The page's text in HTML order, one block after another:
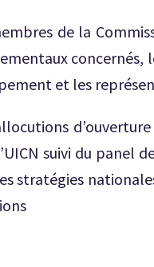
de la
et les
suivi du panel
stratégies